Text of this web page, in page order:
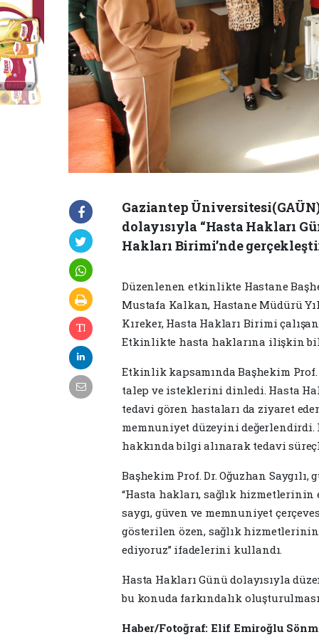
Gaziantep
dolayısıyla “Hasta Hakları
Hakları Birimi’nde
Düzenlenen etkinlikte Hastane
Mustafa Kalkan, Hastane Müdürü
Kıreker, Hasta Hakları Birimi
Etkinlikte hasta haklarına ilişkin
Etkinlik kapsamında Başhekim Prof.
talep ve isteklerini dinledi. Hasta
tedavi gören hastaları da ziyaret
memnuniyet düzeyini
hakkında bilgi alınarak tedavi
Başhekim Prof. Dr. Oğuzhan
“Hasta hakları, sağlık hizmetlerinin
saygı, güven ve memnuniyet
gösterilen özen, sağlık
ediyoruz” ifadelerini kullandı.
Hasta Hakları Günü dolayısıyla
bu konuda farkındalık
Haber/Fotoğraf: Elif Emiroğlu